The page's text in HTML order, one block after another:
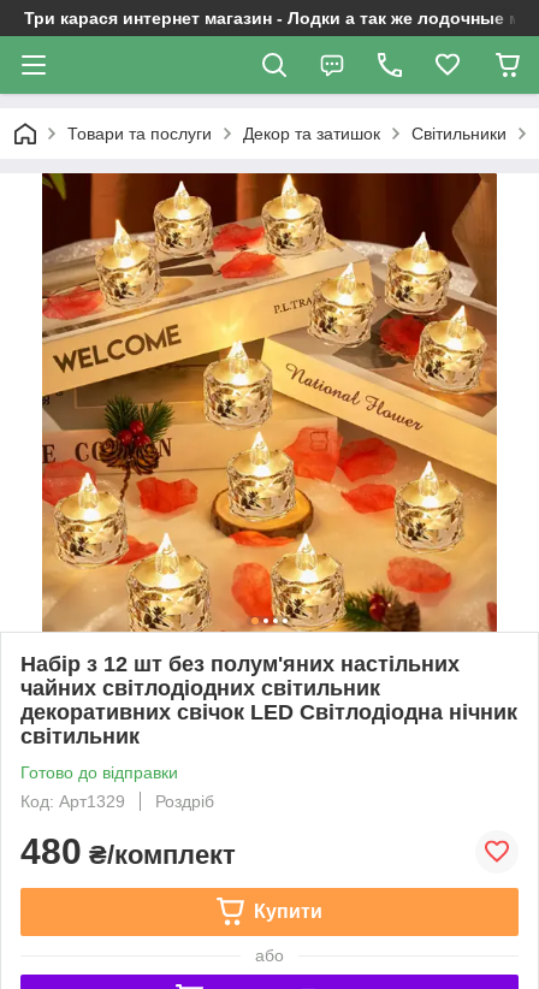
Три карася интернет магазин - Лодки а так же лодочные
Товари та послуги Декор та затишок Світильники
Набір з 12 шт без полум'яних настільних
чайних світлодіодних світильник
декоративних свічок LED Світлодіодна нічник
світильник
Готово до відправки
Код: Арт1329
Роздріб
480 ₴/комплект
Купити
або